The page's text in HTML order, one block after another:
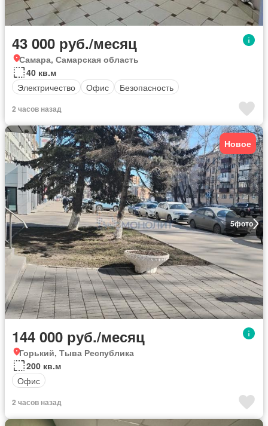
43 000 руб./месяц
Самара, Самарская область
40 кв.м
Электричество
Офис Безопасность
2 часов назад
5фото
Новое
144 000 руб./месяц
Горький, Тыва Республика
200 кв.м
Офис
2 часов назад